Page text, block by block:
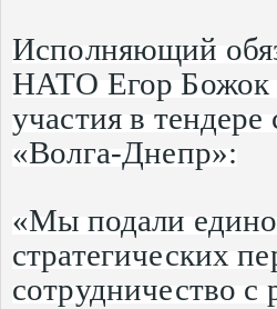
Исполняющий
НАТО Егор Божок
участия в
«Волга-Днепр»:
«Мы подали
стратегических
сотрудничество с